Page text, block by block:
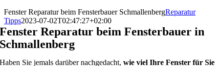
Fenster Reparatur beim Fensterbauer SchmallenbergReparatur
Tipps2023-07-02T02:47:27+02:00
Fenster Reparatur beim Fensterbauer in
Schmallenberg
Haben Sie jemals darüber nachgedacht,wie viel Ihre Fenster für Sie